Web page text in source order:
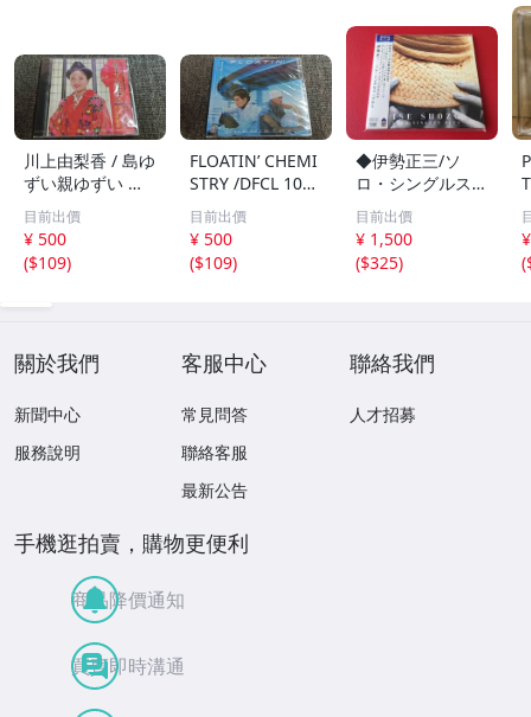
川上由梨香 / 島ゆ
ずい親ゆずい 民
謡 CD /1A204
目前出價
¥ 500
($109)
FLOATIN’ CHEMI
STRY /DFCL 107
3/CD/1A203
目前出價
¥ 500
($109)
◆伊勢正三/ソ
ロ・シングルス・
プラス【Blu-spe
c CD】紙ジャケ
ット仕様 帯付/FL
CF-5023 ＃Q08
目前出價
¥ 1,500
($325)
(
關於我們
新聞中心
服務說明
客服中心
常見問答
聯絡客服
最新公告
聯絡我們
人才招募
手機逛拍賣，購物更便利
商品降價通知
買賣即時溝通